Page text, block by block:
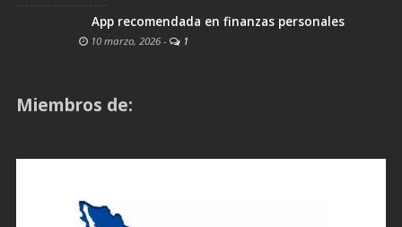
App recomendada en finanzas personales
10 marzo, 2026 - 1
Miembros de: